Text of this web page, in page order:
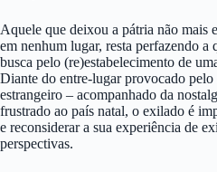
Aquele que deixou a pátria não mais
em nenhum lugar, resta perfazendo a
busca pelo (re)estabelecimento de
Diante do entre-lugar provocado pelo
estrangeiro – acompanhado da
frustrado ao país natal, o exilado é
e reconsiderar a sua experiência de
perspectivas.